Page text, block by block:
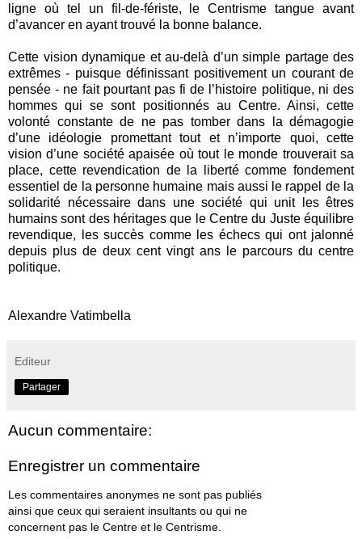
ligne où tel un fil-de-fériste, le Centrisme tangue avant
d’avancer en ayant trouvé la bonne balance.
Cette vision dynamique et au-delà d’un simple partage des
extrêmes - puisque définissant positivement un courant de
pensée - ne fait pourtant pas fi de l’histoire politique, ni des
hommes qui se sont positionnés au Centre. Ainsi, cette
volonté constante de ne pas tomber dans la démagogie
d’une idéologie promettant tout et n’importe quoi, cette
vision d’une société apaisée où tout le monde trouverait sa
place, cette revendication de la liberté comme fondement
essentiel de la personne humaine mais aussi le rappel de la
solidarité nécessaire dans une société qui unit les êtres
humains sont des héritages que le Centre du Juste équilibre
revendique, les succès comme les échecs qui ont jalonné
depuis plus de deux cent vingt ans le parcours du centre
politique.
Alexandre Vatimbella
Editeur
Partager
Aucun commentaire:
Enregistrer un commentaire
Les commentaires anonymes ne sont pas publiés
ainsi que ceux qui seraient insultants ou qui ne
concernent pas le Centre et le Centrisme.